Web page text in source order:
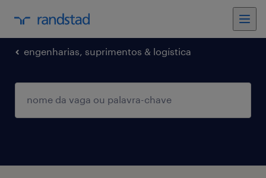
engenharias, suprimentos & logística